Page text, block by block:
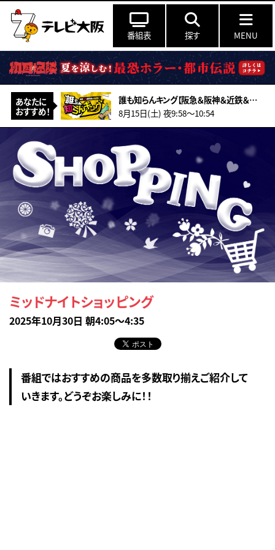
番組表 探す MENU
あなたに
おすすめ！
誰も知らんキング【阪急＆阪神＆近鉄＆南海＆メトロ…鉄道ミステリー2026夏】
8月15日(土) 夜9:58〜10:54
ミッドナイトショッピング
2025年10月30日 朝4:05～4:35
番組ではおすすめの商品を多数取り揃えご紹介して
いきます。どうぞお楽しみに！！